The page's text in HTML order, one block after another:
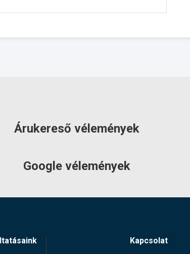
Árukereső vélemények
Google vélemények
Kapcsolat